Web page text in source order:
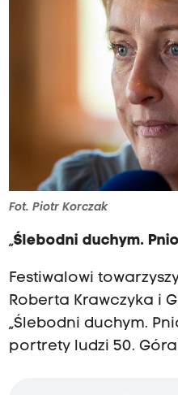
Fot. Piotr Korczak
„Ślebodni duchym.
Festiwalowi
Roberta Krawczyka i
„Ślebodni duchym.
portrety ludzi 50.